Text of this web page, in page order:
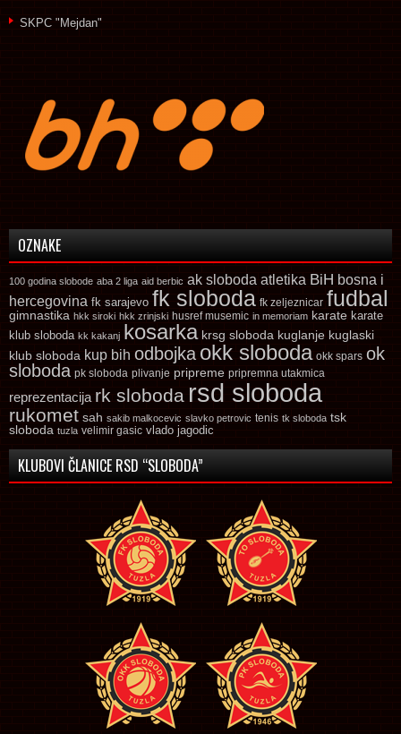
SKPC "Mejdan"
OZNAKE
100 godina slobode aba 2 liga aid berbic ak sloboda atletika BiH bosna i
hercegovina fk sarajevo fk sloboda fk zeljeznicar fudbal
gimnastika hkk siroki hkk zrinjski husref musemic in memoriam karate karate
klub sloboda kk kakanj kosarka krsg sloboda kuglanje kuglaski
klub sloboda kup bih odbojka okk sloboda okk spars ok
sloboda pk sloboda plivanje pripreme pripremna utakmica
reprezentacija rk sloboda rsd sloboda
rukomet sah sakib malkocevic slavko petrovic tenis tk sloboda tsk
sloboda tuzla velimir gasic vlado jagodic
KLUBOVI ČLANICE RSD “SLOBODA”